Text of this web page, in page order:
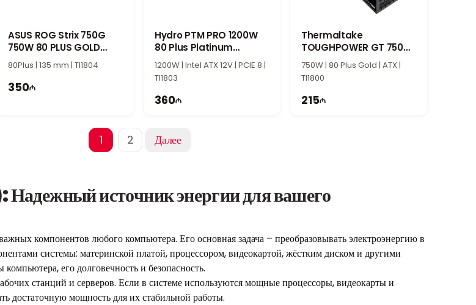
ASUS ROG Strix 750G
750W 80 PLUS GOLD
Power Supply
80Plus | 135 mm | TI1804
350
Hydro PTM PRO 1200W
80 Plus Platinum
Power Supply
1200W | Intel ATX 12V | PCIE 8 |
TI1803
360
Thermaltake
TOUGHPOWER GT 750W
Power Supply
750W | 80 Plus Gold | ATX |
TI1800
215
1 2 Далее
источник энергии для вашего
компонентов любого компьютера. Его основная задача – преобразовывать электроэнергию в
системы: материнской платой, процессором, видеокартой, жёстким диском и другими
его долговечность и безопасность.
станций и серверов. Если в системе используются мощные процессоры, видеокарты и
достаточную мощность для их стабильной работы.